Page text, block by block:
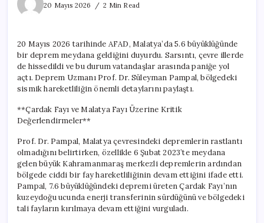
20 Mayıs 2026
2 Min Read
Deprem
Sonrası
Korkutan
Uyarılar:
20 Mayıs 2026 tarihinde AFAD, Malatya’da 5.6 büyüklüğünde
bir deprem meydana geldiğini duyurdu. Sarsıntı, çevre illerde
de hissedildi ve bu durum vatandaşlar arasında paniğe yol
açtı. Deprem Uzmanı Prof. Dr. Süleyman Pampal, bölgedeki
sismik hareketliliğin önemli detaylarını paylaştı.
**Çardak Fayı ve Malatya Fayı Üzerine Kritik
Değerlendirmeler**
Prof. Dr. Pampal, Malatya çevresindeki depremlerin rastlantı
olmadığını belirtirken, özellikle 6 Şubat 2023’te meydana
gelen büyük Kahramanmaraş merkezli depremlerin ardından
bölgede ciddi bir fay hareketliliğinin devam ettiğini ifade etti.
Pampal, 7.6 büyüklüğündeki depremi üreten Çardak Fayı’nın
kuzeydoğu ucunda enerji transferinin sürdüğünü ve bölgedeki
tali fayların kırılmaya devam ettiğini vurguladı.